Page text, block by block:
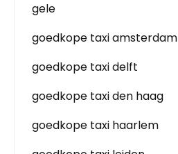
gele
goedkope taxi amsterdam
goedkope taxi delft
goedkope taxi den haag
goedkope taxi haarlem